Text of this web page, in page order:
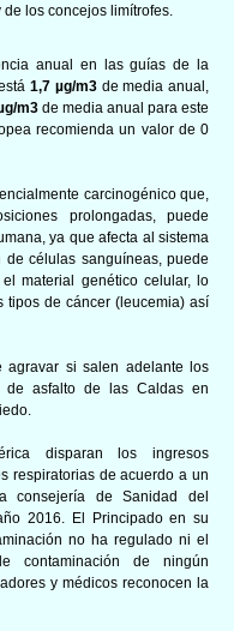
los concejos limítrofes.
anual en las guías de la
1,7 µg/m3de media anual,
m3de media anual para este
recomienda un valor de 0
carcinogénico que,
prolongadas, puede
ya que afecta al sistema
células sanguíneas, puede
material genético celular, lo
tipos de cáncer (leucemia) así
agravar si salen adelante los
de asfalto de las Caldas en
disparan los ingresos
respiratorias de acuerdo a un
consejería de Sanidad del
2016. El Principado en su
no ha regulado ni el
contaminación de ningún
y médicos reconocen la